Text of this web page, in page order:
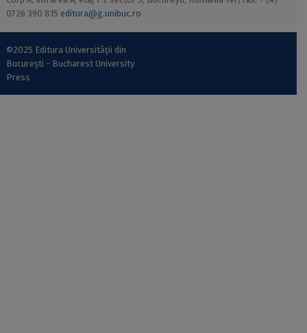
0726 390 815 editura@g.unibuc.ro
©2025 Editura Universității din
București - Bucharest University
Press